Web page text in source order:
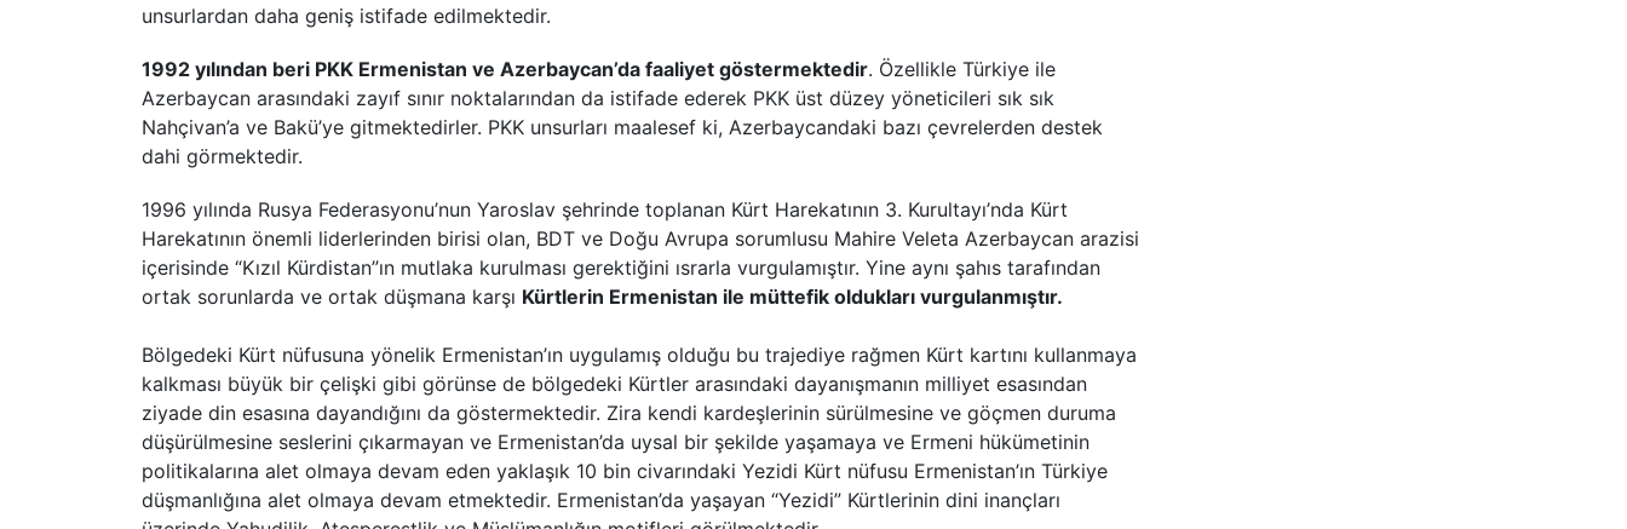
unsurlardan daha geniş istifade edilmektedir.
1992 yılından beri PKK Ermenistan ve Azerbaycan’da faaliyet göstermektedir. Özellikle Türkiye ile
Azerbaycan arasındaki zayıf sınır noktalarından da istifade ederek PKK üst düzey yöneticileri sık sık
Nahçivan’a ve Bakü’ye gitmektedirler. PKK unsurları maalesef ki, Azerbaycandaki bazı çevrelerden destek
dahi görmektedir.
1996 yılında Rusya Federasyonu’nun Yaroslav şehrinde toplanan Kürt Harekatının 3. Kurultayı’nda Kürt
Harekatının önemli liderlerinden birisi olan, BDT ve Doğu Avrupa sorumlusu Mahire Veleta Azerbaycan arazisi
içerisinde “Kızıl Kürdistan”ın mutlaka kurulması gerektiğini ısrarla vurgulamıştır. Yine aynı şahıs tarafından
ortak sorunlarda ve ortak düşmana karşı Kürtlerin Ermenistan ile müttefik oldukları vurgulanmıştır.
Bölgedeki Kürt nüfusuna yönelik Ermenistan’ın uygulamış olduğu bu trajediye rağmen Kürt kartını kullanmaya
kalkması büyük bir çelişki gibi görünse de bölgedeki Kürtler arasındaki dayanışmanın milliyet esasından
ziyade din esasına dayandığını da göstermektedir. Zira kendi kardeşlerinin sürülmesine ve göçmen duruma
düşürülmesine seslerini çıkarmayan ve Ermenistan’da uysal bir şekilde yaşamaya ve Ermeni hükümetinin
politikalarına alet olmaya devam eden yaklaşık 10 bin civarındaki Yezidi Kürt nüfusu Ermenistan’ın Türkiye
düşmanlığına alet olmaya devam etmektedir. Ermenistan’da yaşayan “Yezidi” Kürtlerinin dini inançları